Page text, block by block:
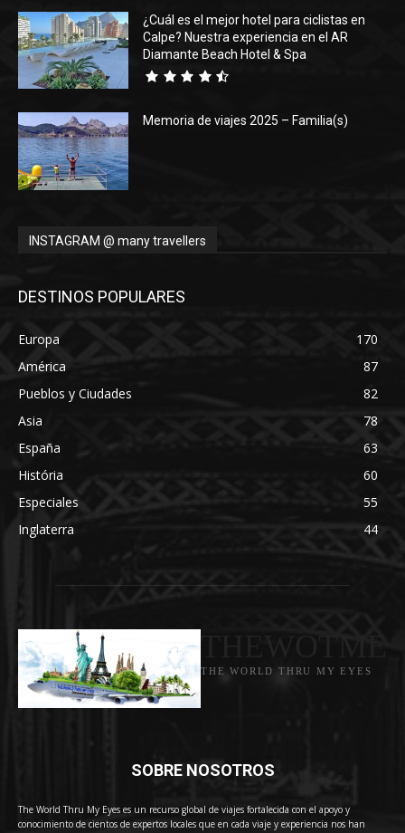
¿Cuál es el mejor hotel para ciclistas en
Calpe? Nuestra experiencia en el AR
Diamante Beach Hotel & Spa
Memoria de viajes 2025 – Familia(s)
INSTAGRAM @ many travellers
DESTINOS POPULARES
Europa
170
América
87
Pueblos y Ciudades
82
Asia
78
España
63
História
60
Especiales
55
Inglaterra
44
THE WORLD THRU MY EYES
SOBRE NOSOTROS
The World Thru My Eyes es un recurso global de viajes fortalecida con el apoyo y
conocimiento de cientos de expertos locales que en cada viaje y experiencia nos han